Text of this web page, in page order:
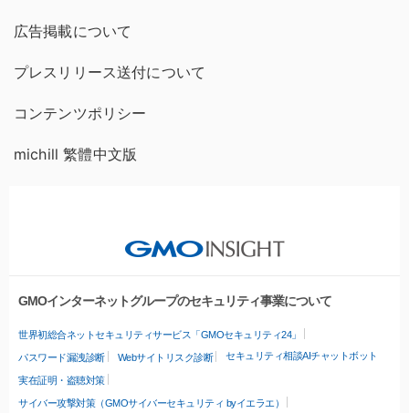
広告掲載について
プレスリリース送付について
コンテンツポリシー
michill 繁體中文版
GMOインターネットグループのセキュリティ事業について
世界初総合ネットセキュリティサービス「GMOセキュリティ24」
パスワード漏洩診断 Webサイトリスク診断 セキュリティ相談AIチャットボット
実在証明・盗聴対策
サイバー攻撃対策（GMOサイバーセキュリティ byイエラエ）